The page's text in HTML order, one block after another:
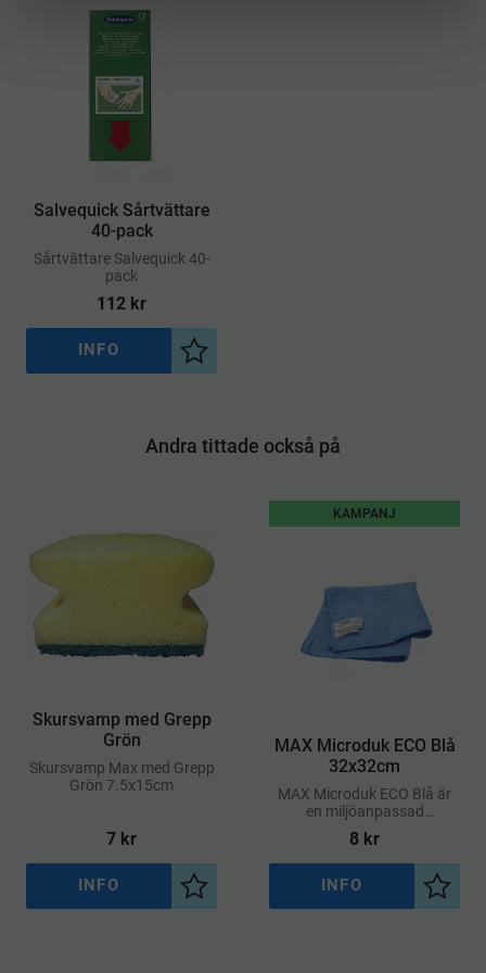
Salvequick Sårtvättare
40-pack
​Sårtvättare Salvequick 40-
pack
112 kr
Lägg till i önskelista
INFO
Andra tittade också på
Skursvamp med Grepp
Grön
​Skursvamp Max med Grepp
Grön 7.5x15cm
7 kr
Lägg till i önskelista
INFO
MAX Microduk ECO Blå
32x32cm
MAX Microduk ECO Blå är
en miljöanpassad
mikrofiberduk med bra
kvalitet och funktion
8 kr
KAMPANJ
Lägg
INFO